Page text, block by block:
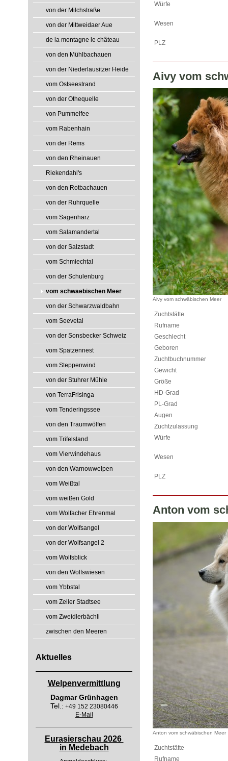
von der Milchstraße
von der Mittweidaer Aue
de la montagne le château
von den Mühlbachauen
von der Niederlausitzer Heide
vom Ostseestrand
von der Othequelle
von Pummelfee
vom Rabenhain
von der Rems
von den Rheinauen
Riekendahl's
von den Rotbachauen
von der Ruhrquelle
vom Sagenharz
vom Salamandertal
von der Salzstadt
vom Schmiechtal
von der Schulenburg
vom schwaebischen Meer
von der Schwarzwaldbahn
vom Seevetal
von der Sonsbecker Schweiz
vom Spatzennest
vom Steppenwind
von der Stuhrer Mühle
von TerraFrisinga
vom Tenderingssee
von den Traumwölfen
vom Trifelsland
vom Vierwindehaus
von den Warnowwelpen
vom Weißtal
vom weißen Gold
vom Wolfacher Ehrenmal
von der Wolfsangel
von der Wolfsangel 2
vom Wolfsblick
von den Wolfswiesen
vom Ybbstal
vom Zeiler Stadtsee
vom Zweidlerbächli
zwischen den Meeren
Aktuelles
Welpenvermittlung
Dagmar Grünhagen
Tel.: +49 152 23080446
E-Mail
Eurasierschau 2026
in Medebach
Würfe
Wesen
PLZ
Aivy vom
Aivy vom schwäbischen Meer
Zuchtstätte
Rufname
Geschlecht
Geboren
Zuchtbuchnummer
Gewicht
Größe
HD-Grad
PL-Grad
Augen
Zuchtzulassung
Würfe
Wesen
PLZ
Anton vom
Anton vom schwäbischen Meer
Zuchtstätte
Rufname